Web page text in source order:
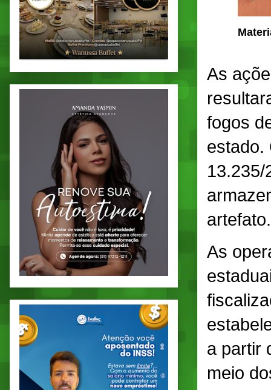
As
fogos
estado.
artefato.
As
a partir
meio